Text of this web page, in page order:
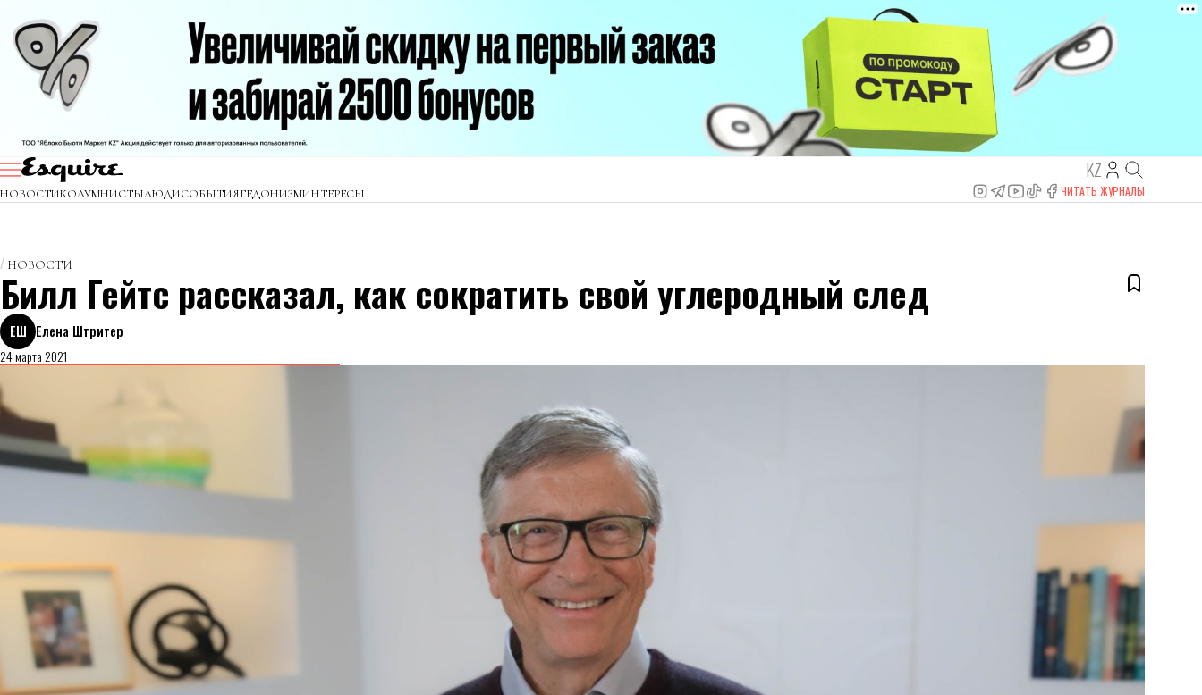
KZ
НОВОСТИКОЛУМНИСТЫЛЮДИСОБЫТИЯГЕДОНИЗМИНТЕРЕСЫ ЧИТАТЬ ЖУРНАЛЫ
НОВОСТИ
Билл Гейтс рассказал, как сократить свой углеродный след
ЕШ Елена Штритер
24 марта 2021